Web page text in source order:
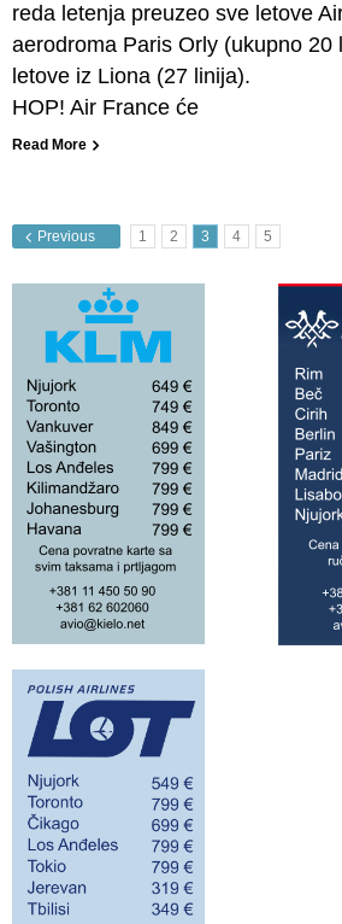
reda letenja preuzeo sve letove
aerodroma Paris Orly (ukupno 20
letove iz Liona (27 linija).
HOP! Air France će
Read More
Previous 1 2 3 4 5